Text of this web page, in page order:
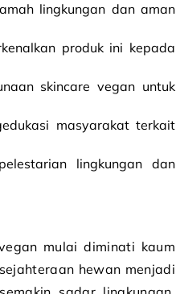
lingkungan dan aman
produk ini kepada
skincare vegan untuk
masyarakat terkait
lingkungan dan
mulai diminati kaum
hewan menjadi